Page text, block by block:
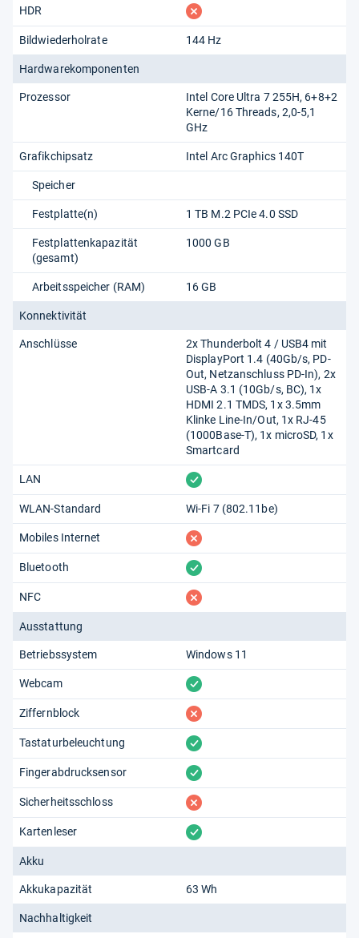
HDR fehlt
Bildwiederholrate 144 Hz
Hardwarekomponenten
Prozessor
Intel Core Ultra 7 255H, 6+8+2
Kerne/16 Threads, 2,0-5,1
GHz
Grafikchipsatz Intel Arc Graphics 140T
Speicher
Festplatte(n) 1 TB M.2 PCIe 4.0 SSD
Festplattenkapazität
(gesamt)
1000 GB
Arbeitsspeicher (RAM) 16 GB
Konnektivität
Anschlüsse
2x Thunderbolt 4 /​ USB4 mit
DisplayPort 1.4 (40Gb/​s, PD-
Out, Netzanschluss PD-In), 2x
USB-A 3.1 (10Gb/​s, BC), 1x
HDMI 2.1 TMDS, 1x 3.5mm
Klinke Line-In/​Out, 1x RJ-45
(1000Base-T), 1x microSD, 1x
Smartcard
LAN vorhanden
WLAN-Standard Wi-Fi 7 (802.11​be)
Mobiles Internet fehlt
Bluetooth vorhanden
NFC fehlt
Ausstattung
Betriebssystem Windows 11
Webcam vorhanden
Ziffernblock fehlt
Tastaturbeleuchtung vorhanden
Fingerabdrucksensor vorhanden
Sicherheitsschloss fehlt
Kartenleser vorhanden
Akku
Akkukapazität 63 Wh
Nachhaltigkeit